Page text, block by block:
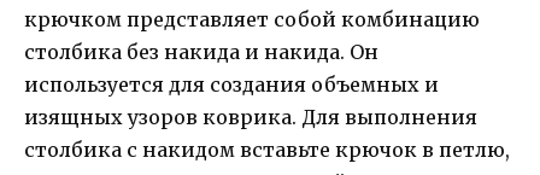
крючком представляет собой комбинацию
столбика без накида и накида. Он
используется для создания объемных и
изящных узоров коврика. Для выполнения
столбика с накидом вставьте крючок в петлю,